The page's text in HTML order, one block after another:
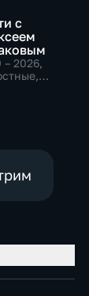
с
– 2026,